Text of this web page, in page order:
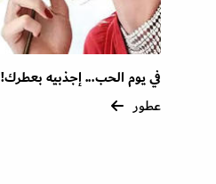
في يوم الحب... إجذبيه بعطرك!
عطور